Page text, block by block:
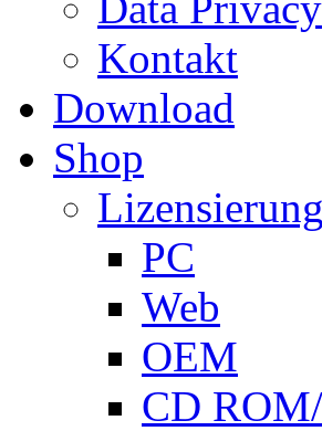
Kontakt
Download
Shop
Lizensierung
PC
Web
OEM
CD